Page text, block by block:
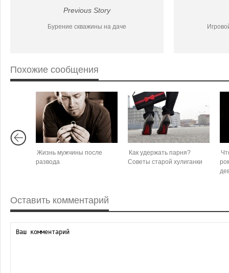
Previous Story
Бурение скважины на даче
Похожие сообщения
Жизнь мужчины после
развода
Как удержать парня?
Советы старой хулиганки
Оставить комментарий